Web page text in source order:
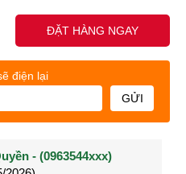
ĐẶT HÀNG NGAY
điện lại
GỬI
- (0963544xxx)
- (0902021xxx)